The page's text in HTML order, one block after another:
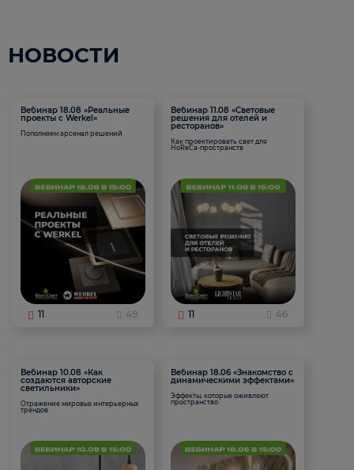
НОВОСТИ
Вебинар 18.08 «Реальные
проекты с Werkel»
Пополняем арсенал решений
11 49
Вебинар 11.08 «Световые
решения для отелей и
ресторанов»
Как проектировать свет для
HoReCa-пространств
11 46
Вебинар 10.08 «Как
создаются авторские
светильники»
Отражение мировых интерьерных
трендов
Вебинар 18.06 «Знакомство с
динамическими эффектами»
Эффекты, которые оживляют
пространство